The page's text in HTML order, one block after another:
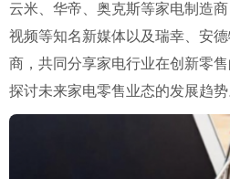
云米、华帝、奥克斯等家电制造
视频等知名新媒体以及瑞幸、安
商，共同分享家电行业在创新零
探讨未来家电零售业态的发展趋势